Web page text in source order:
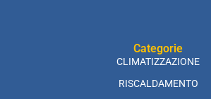
Categorie
CLIMATIZZAZIONE
RISCALDAMENTO